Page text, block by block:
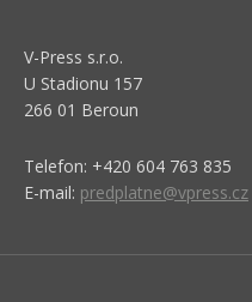
V-Press s.r.o.
U Stadionu 157
266 01 Beroun
Telefon: +420 604 763 835
E-mail: predplatne@vpress.cz